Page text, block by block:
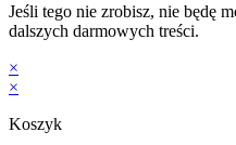
Jeśli tego nie zrobisz, nie będę
dalszych darmowych treści.
×
×
Koszyk